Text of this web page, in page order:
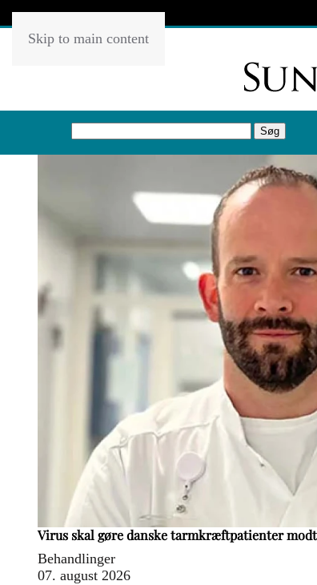
Skip to main content
Virus skal gøre danske tarmkræftpatienter
Behandlinger
07. august 2026